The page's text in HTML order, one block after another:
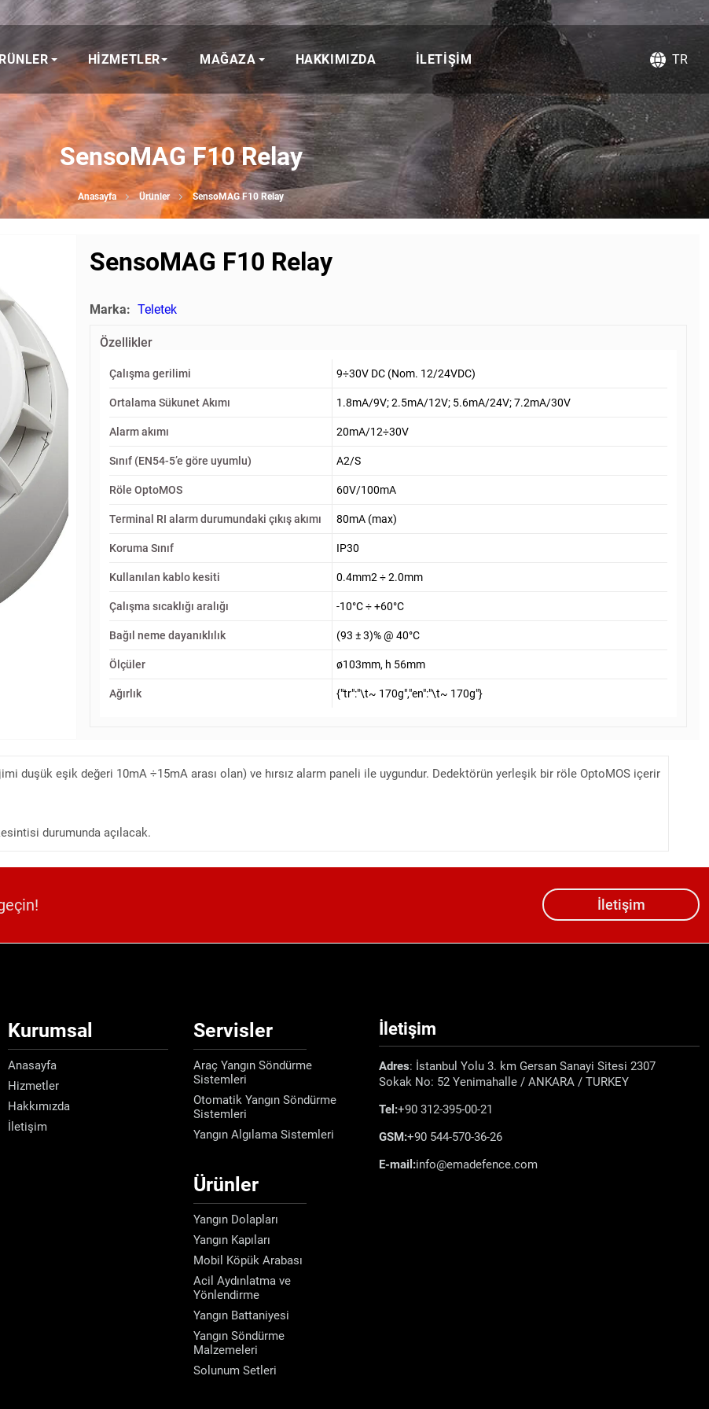
HIZMETLER MAĞAZA HAKKIMIZDA İLETIŞIM TR
SensoMAG F10 Relay
Anasayfa Ürünler SensoMAG F10 Relay
SensoMAG F10 Relay
Marka: Teletek
Özellikler
Çalışma gerilimi 9÷30V DC (Nom. 12/24VDC)
Ortalama Sükunet Akımı 1.8mA/9V; 2.5mA/12V; 5.6mA/24V; 7.2mA/30V
Alarm akımı 20mA/12÷30V
Sınıf (EN54-5’e göre uyumlu) A2/S
Röle OptoMOS 60V/100mA
Terminal RI alarm durumundaki çıkış akımı 80mA (max)
Koruma Sınıf IP30
Kullanılan kablo kesiti 0.4mm2 ÷ 2.0mm
Çalışma sıcaklığı aralığı -10°C ÷ +60°C
Bağıl neme dayanıklılık (93 ± 3)% @ 40°C
Ölçüler ø103mm, h 56mm
Ağırlık {"tr":"\t~ 170g","en":"\t~ 170g"}
duşük eşik değeri 10mA ÷15mA arası olan) ve hırsız alarm paneli ile uygundur. Dedektörün yerleşik bir röle OptoMOS içerir
durumunda açılacak.
İletişim
Kurumsal
Anasayfa
Hizmetler
Hakkımızda
İletişim
Servisler
Araç Yangın Söndürme
Sistemleri
Otomatik Yangın Söndürme
Sistemleri
Yangın Algılama Sistemleri
Ürünler
Yangın Dolapları
Yangın Kapıları
Mobil Köpük Arabası
Acil Aydınlatma ve
Yönlendirme
Yangın Battaniyesi
Yangın Söndürme
Malzemeleri
Solunum Setleri
İletişim
Adres: İstanbul Yolu 3. km Gersan Sanayi Sitesi 2307
Sokak No: 52 Yenimahalle / ANKARA / TURKEY
Tel:+90 312-395-00-21
GSM:+90 544-570-36-26
E-mail:info@emadefence.com